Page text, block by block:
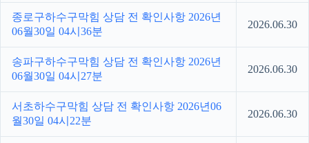
종로구하수구막힘 상담 전 확인사항 2026년
06월30일 04시36분
2026.06.30
송파구하수구막힘 상담 전 확인사항 2026년
06월30일 04시27분
2026.06.30
서초하수구막힘 상담 전 확인사항 2026년06
월30일 04시22분
2026.06.30